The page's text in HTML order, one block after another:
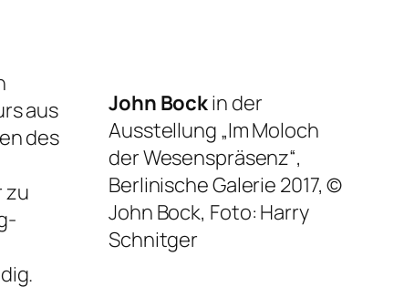
John Bockin der
Ausstellung „Im Moloch
der Wesenspräsenz“,
Berlinische Galerie 2017,©
John Bock, Foto: Harry
Schnitger
aus
des
zu